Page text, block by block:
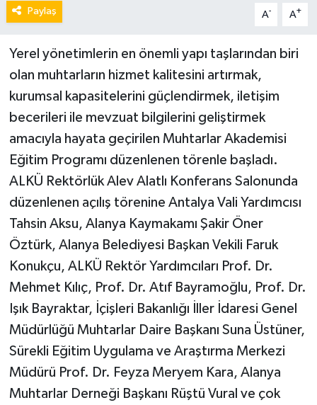
Paylaş A- A+
Yerel yönetimlerin en önemli yapı taşlarından biri
olan muhtarların hizmet kalitesini artırmak,
kurumsal kapasitelerini güçlendirmek, iletişim
becerileri ile mevzuat bilgilerini geliştirmek
amacıyla hayata geçirilen Muhtarlar Akademisi
Eğitim Programı düzenlenen törenle başladı.
ALKÜ Rektörlük Alev Alatlı Konferans Salonunda
düzenlenen açılış törenine Antalya Vali Yardımcısı
Tahsin Aksu, Alanya Kaymakamı Şakir Öner
Öztürk, Alanya Belediyesi Başkan Vekili Faruk
Konukçu, ALKÜ Rektör Yardımcıları Prof. Dr.
Mehmet Kılıç, Prof. Dr. Atıf Bayramoğlu, Prof. Dr.
Işık Bayraktar, İçişleri Bakanlığı İller İdaresi Genel
Müdürlüğü Muhtarlar Daire Başkanı Suna Üstüner,
Sürekli Eğitim Uygulama ve Araştırma Merkezi
Müdürü Prof. Dr. Feyza Meryem Kara, Alanya
Muhtarlar Derneği Başkanı Rüştü Vural ve çok